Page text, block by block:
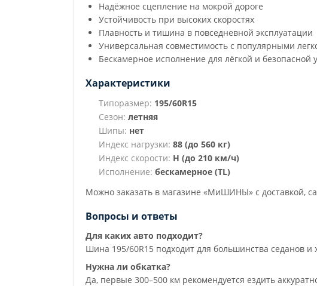
Надёжное сцепление на мокрой дороге
Устойчивость при высоких скоростях
Плавность и тишина в повседневной эксплуатации
Универсальная совместимость с популярными
Бескамерное исполнение для лёгкой и безопасной
Характеристики
Типоразмер: 195/60R15
Сезон: летняя
Шипы: нет
Индекс нагрузки: 88 (до 560 кг)
Индекс скорости: H (до 210 км/ч)
Исполнение: бескамерное (TL)
Можно заказать в магазине «МиШИНЫ» с доставкой,
Вопросы и ответы
Для каких авто подходит?
Шина 195/60R15 подходит для большинства седанов
Нужна ли обкатка?
Да, первые 300–500 км рекомендуется ездить